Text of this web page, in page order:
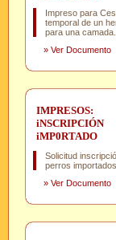
Impreso para
temporal de un
para una camada.
» Ver Documento
IMPRESOS:
iNSCRIPCIÓN
iMP0RTADO
Solicitud
perros importados.
» Ver Documento